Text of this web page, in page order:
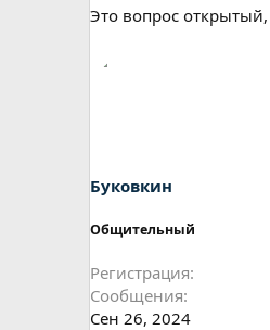
Это вопрос
Буковкин
Общительный
Регистрация
Сообщения
Сен 26, 2024